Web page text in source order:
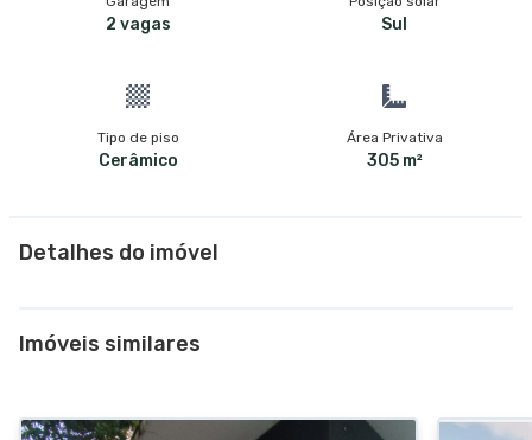
2 vagas Sul
Tipo de piso
Cerâmico
Área Privativa
305 m²
Detalhes do imóvel
Imóveis similares